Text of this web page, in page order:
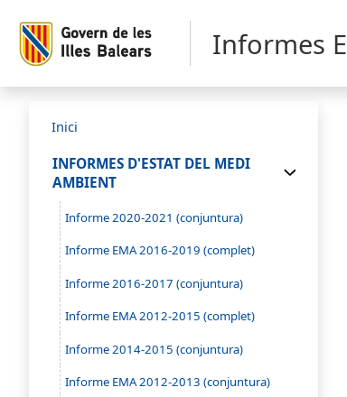
Informes
Inici
INFORMES D'ESTAT DEL MEDI
AMBIENT
Informe 2020-2021 (conjuntura)
Informe EMA 2016-2019 (complet)
Informe 2016-2017 (conjuntura)
Informe EMA 2012-2015 (complet)
Informe 2014-2015 (conjuntura)
Informe EMA 2012-2013 (conjuntura)